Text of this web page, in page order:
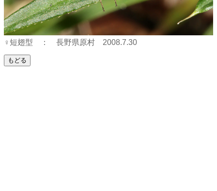
♀短翅型 ： 長野県原村 2008.7.30